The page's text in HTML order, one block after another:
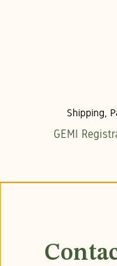
Shipping,
GEMI